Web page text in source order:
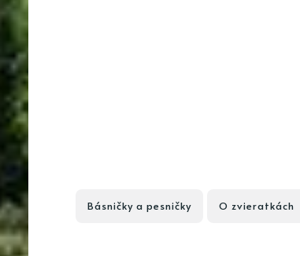
Básničky a pesničky O zvieratkách